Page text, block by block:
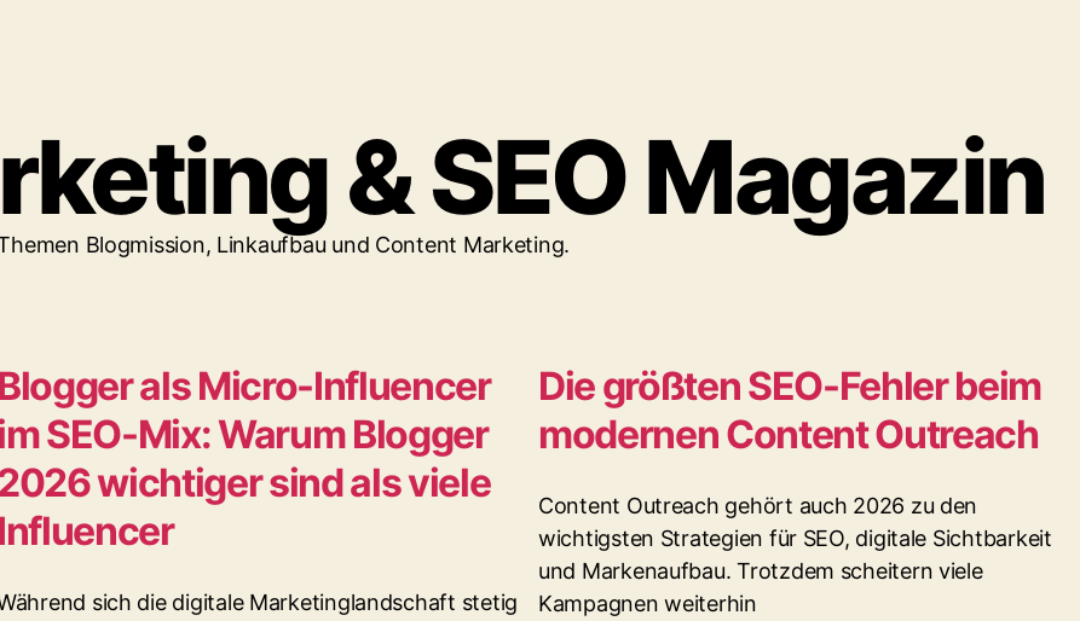
& SEO Magazin
Blogmission, Linkaufbau und Content Marketing.
Blogger als Micro-Influencer
SEO-Mix: Warum Blogger
wichtiger sind als viele
Influencer
sich die digitale Marketinglandschaft stetig
Die größten SEO-Fehler beim
modernen Content Outreach
Content Outreach gehört auch 2026 zu den
wichtigsten Strategien für SEO, digitale Sichtbarkeit
und Markenaufbau. Trotzdem scheitern viele
Kampagnen weiterhin